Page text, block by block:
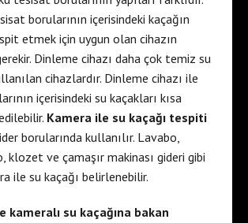
borularının içerisindeki kaçağın
etmek için uygun olan cihazın
Dinleme cihazı daha çok temiz su
cihazlardır. Dinleme cihazı ile
içerisindeki su kaçakları kısa
Kamera ile su kaçağı tespiti
borularında kullanılır. Lavabo,
klozet ve çamaşır makinası gideri gibi
ile su kaçağı belirlenebilir.
kameralı su kaçağına bakan